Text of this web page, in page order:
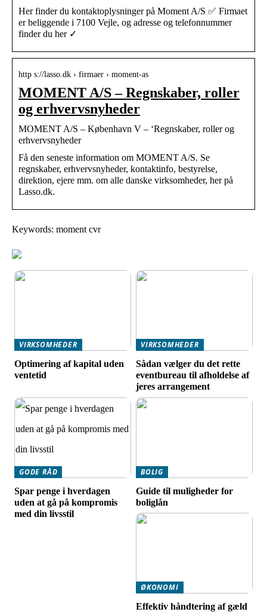
Her finder du kontaktoplysninger på Moment A/S ✅ Firmaet
er beliggende i 7100 Vejle, og adresse og telefonnummer
finder du her ✓
http s://lasso.dk › firmaer › moment-as
MOMENT A/S – Regnskaber, roller
og erhvervsnyheder
MOMENT A/S – København V – ‘Regnskaber, roller og
erhvervsnyheder
Få den seneste information om MOMENT A/S. Se
regnskaber, erhvervsnyheder, kontaktinfo, bestyrelse,
direktion, ejere mm. om alle danske virksomheder, her på
Lasso.dk.
Keywords: moment cvr
VIRKSOMHEDER
Optimering af kapital uden
ventetid
VIRKSOMHEDER
Sådan vælger du det rette
eventbureau til afholdelse af
jeres arrangement
GODE RÅD
Spar penge i hverdagen
uden at gå på kompromis
med din livsstil
BOLIG
Guide til muligheder for
boliglån
ØKONOMI
Effektiv håndtering af gæld